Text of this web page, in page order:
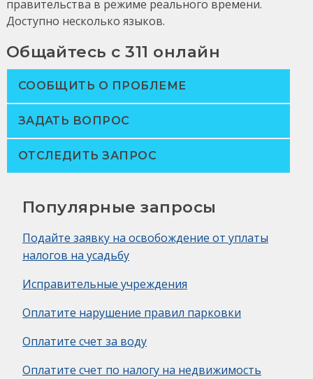
правительства в режиме реального времени.
Доступно несколько языков.
Общайтесь с 311 онлайн
СООБЩИТЬ О ПРОБЛЕМЕ
ЗАДАТЬ ВОПРОС
ОТСЛЕДИТЬ ЗАПРОС
Популярные запросы
Подайте заявку на освобождение от уплаты
налогов на усадьбу
Исправительные учреждения
Оплатите нарушение правил парковки
Оплатите счет за воду
Оплатите счет по налогу на недвижимость